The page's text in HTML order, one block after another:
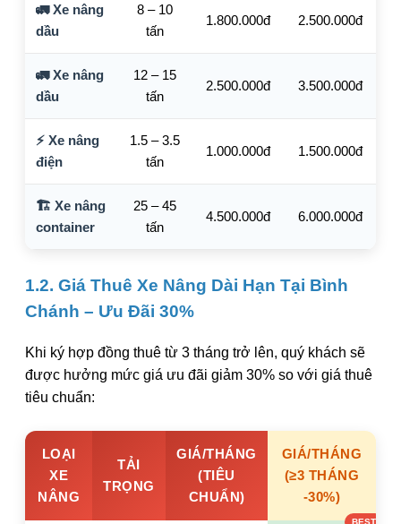
🚛 Xe nâng
dầu
8 – 10
tấn
1.800.000đ 2.500.000đ
🚛 Xe nâng
dầu
12 – 15
tấn
2.500.000đ 3.500.000đ
⚡ Xe nâng
điện
1.5 – 3.5
tấn
1.000.000đ 1.500.000đ
🏗️ Xe nâng
container
25 – 45
tấn
4.500.000đ 6.000.000đ
1.2. Giá Thuê Xe Nâng Dài Hạn Tại Bình
Chánh – Ưu Đãi 30%
Khi ký hợp đồng thuê từ 3 tháng trở lên, quý khách sẽ
được hưởng mức giá ưu đãi giảm 30% so với giá thuê
tiêu chuẩn:
LOẠI
XE
NÂNG
TẢI
TRỌNG
GIÁ/THÁNG
(TIÊU
CHUẨN)
GIÁ/THÁNG
(≥3 THÁNG
-30%)